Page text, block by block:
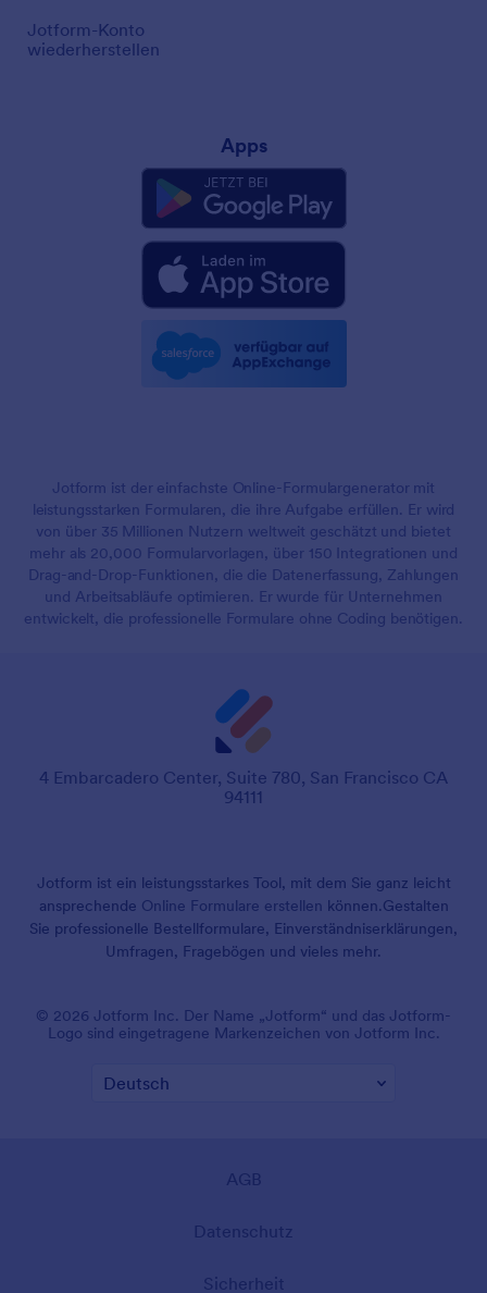
Jotform-Konto
wiederherstellen
Apps
Jotform ist der einfachste Online-Formulargenerator mit
leistungsstarken Formularen, die ihre Aufgabe erfüllen. Er wird
von über 35 Millionen Nutzern weltweit geschätzt und bietet
mehr als 20,000 Formularvorlagen, über 150 Integrationen und
Drag-and-Drop-Funktionen, die die Datenerfassung, Zahlungen
und Arbeitsabläufe optimieren. Er wurde für Unternehmen
entwickelt, die professionelle Formulare ohne Coding benötigen.
4 Embarcadero Center, Suite 780, San Francisco CA
94111
Jotform ist ein leistungsstarkes Tool, mit dem Sie ganz leicht
ansprechende Online Formulare erstellen können.Gestalten
Sie professionelle Bestellformulare, Einverständniserklärungen,
Umfragen, Fragebögen und vieles mehr.
© 2026 Jotform Inc. Der Name „Jotform“ und das Jotform-
Logo sind eingetragene Markenzeichen von Jotform Inc.
AGB
Datenschutz
Sicherheit